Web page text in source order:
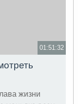
01:51:32
жизни